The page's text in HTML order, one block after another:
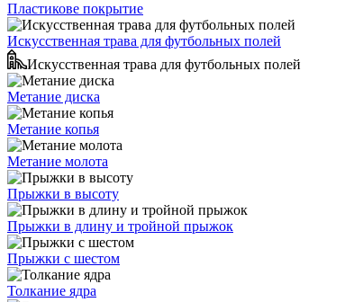
Пластикове покрытие
Искусственная трава для футбольных полей
Искусственная трава для футбольных полей
Метание диска
Метание копья
Метание молота
Прыжки в высоту
Прыжки в длину и тройной прыжок
Прыжки с шестом
Толкание ядра